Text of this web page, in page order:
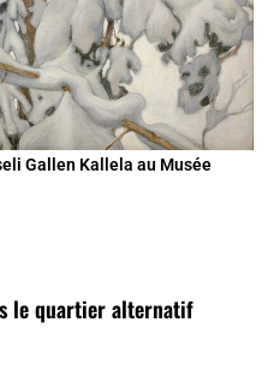
Gallen Kallela au Musée
le quartier alternatif